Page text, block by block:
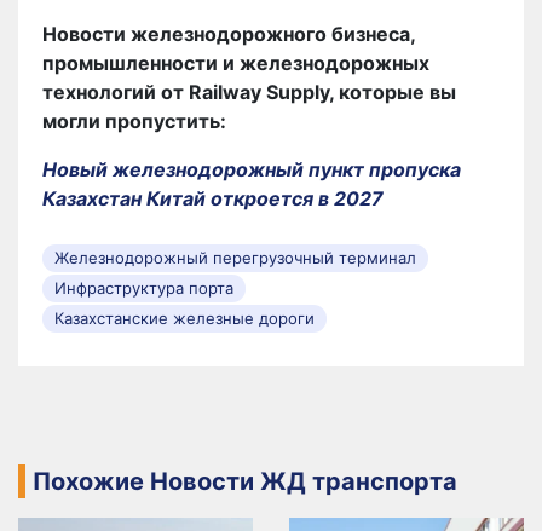
Новости железнодорожного бизнеса,
промышленности и железнодорожных
технологий от Railway Supply, которые вы
могли пропустить:
Новый железнодорожный пункт пропуска
Казахстан Китай откроется в 2027
Железнодорожный перегрузочный терминал
Инфраструктура порта
Казахстанские железные дороги
Похожие Новости ЖД транспорта